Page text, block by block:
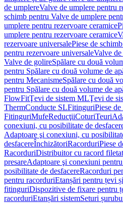
de umplereValve de umplere pentru
schimb pentru Valve de umplere
umplere pentru rezervoare ceramice
umplere pentru rezervoare ceramice
rezervoare universalePiese de
pentru rezervoare universaleValve
Valve de golireSpălare cu două
pentru Spălare cu două volume de
pentru MecanismeSpălare cu două
pentru Spălare cu două volume de
FlowFitŢevi de sistem MLŢevi de
ThermConducte SLFitinguriPiese
FitinguriMufeReducţiiCoturiTeuri
conexiuni, cu posibilitate de
Adaptoare şi conexiuni, cu
desfacereÎnchizătoriRacorduriPiese
RacorduriDistribuitor cu racord filetat
presareAdaptoare şi conexiuni
posibilitate de desfacereRacorduri
pentru racorduriEtanșări pentru țevi
fitinguriDispozitive de fixare pentru
racorduriEtanșări sistemSeturi